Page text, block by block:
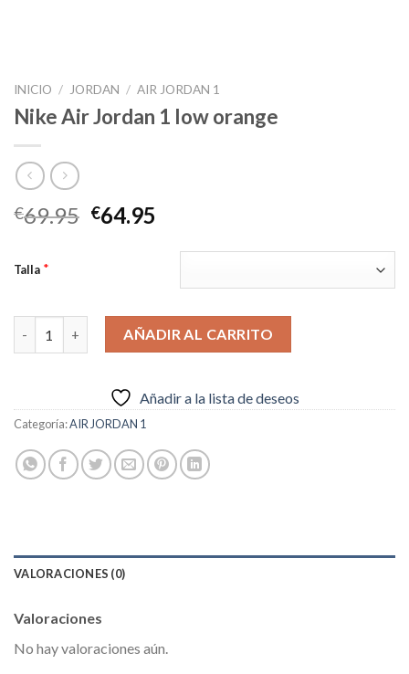
INICIO / JORDAN / AIR JORDAN 1
Nike Air Jordan 1 low orange
€69.95 El
€64.95
actual
Talla *
Nike Air Jordan 1 low orange cantidad
AÑADIR AL CARRITO
Añadir a la lista de deseos
Categoría:AIR JORDAN 1
VALORACIONES (0)
Valoraciones
No hay valoraciones aún.